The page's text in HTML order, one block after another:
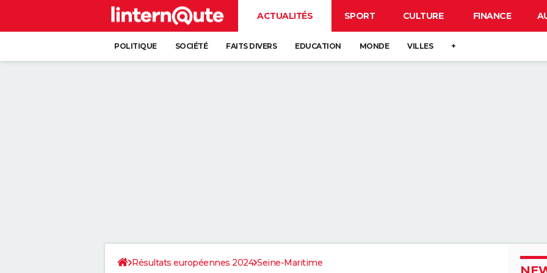
ACTUALITÉS SPORT CULTURE FINANCE
POLITIQUE SOCIÉTÉ FAITS DIVERS EDUCATION MONDE VILLES +
Résultats européennes 2024 Seine-Maritime